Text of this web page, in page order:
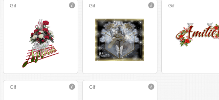
Gif Gif Gif
Gif Gif